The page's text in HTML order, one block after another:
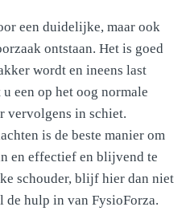
een duidelijke, maar ook
ontstaan. Het is goed
wordt en ineens last
een op het oog normale
vervolgens in schiet.
is de beste manier om
en effectief en blijvend te
schouder, blijf hier dan niet
de hulp in van FysioForza.